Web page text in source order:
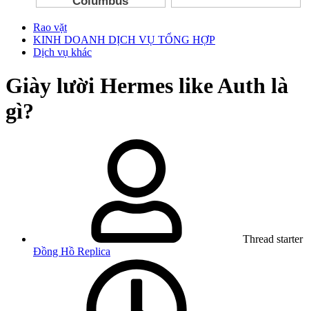
Rao vặt
KINH DOANH DỊCH VỤ TỔNG HỢP
Dịch vụ khác
Giày lười Hermes like Auth là
gì?
Thread starter
Đồng Hồ Replica